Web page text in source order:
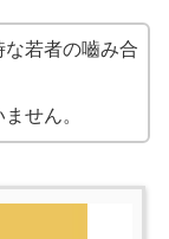
若者の嚙み合
せん。